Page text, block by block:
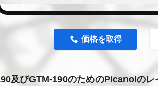
価格を取得
及びGTM-190のためのPicanolの